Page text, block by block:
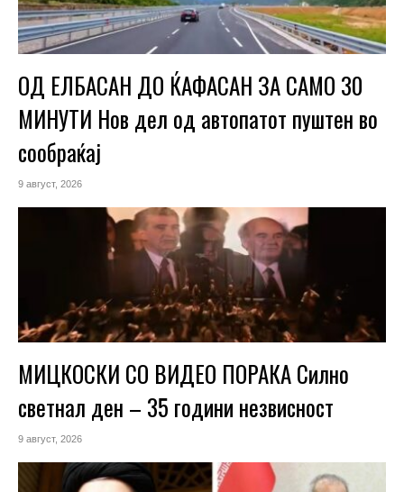
ОД ЕЛБАСАН ДО ЌАФАСАН ЗА САМО 30
МИНУТИ Нов дел од автопатот пуштен во
сообраќај
9 август, 2026
МИЦКОСКИ СО ВИДЕО ПОРАКА Силно
светнал ден – 35 години незвисност
9 август, 2026